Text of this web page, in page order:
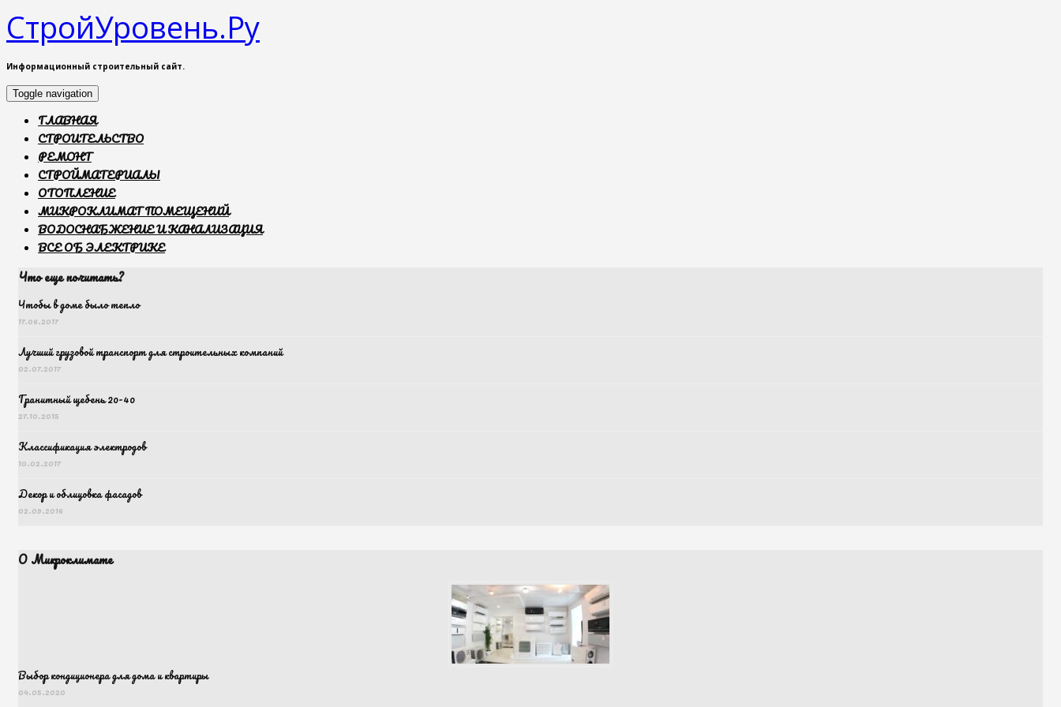
СтройУровень.Ру
Информационный строительный сайт.
Toggle navigation
ГЛАВНАЯ
СТРОИТЕЛЬСТВО
РЕМОНТ
СТРОЙМАТЕРИАЛЫ
ОТОПЛЕНИЕ
МИКРОКЛИМАТ ПОМЕЩЕНИЙ
ВОДОСНАБЖЕНИЕ И КАНАЛИЗАЦИЯ
ВСЕ ОБ ЭЛЕКТРИКЕ
Что еще почитать?
Чтобы в доме было тепло
17.06.2017
Лучший грузовой транспорт для строительных компаний
02.07.2017
Гранитный щебень 20-40
27.10.2015
Классификация электродов
10.02.2017
Декор и облицовка фасадов
02.09.2016
О Микроклимате
Выбор кондиционера для дома и квартиры
04.05.2020